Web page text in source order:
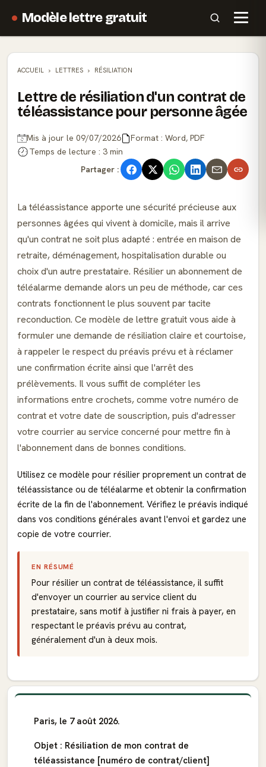
Modèle lettre gratuit
ACCUEIL LETTRES RÉSILIATION
Lettre de résiliation d'un contrat de
téléassistance pour personne âgée
Mis à jour le 09/07/2026
Format : Word, PDF
Temps de lecture : 3 min
Partager :
La téléassistance apporte une sécurité précieuse aux
personnes âgées qui vivent à domicile, mais il arrive
qu'un contrat ne soit plus adapté : entrée en maison de
retraite, déménagement, hospitalisation durable ou
choix d'un autre prestataire. Résilier un abonnement de
téléalarme demande alors un peu de méthode, car ces
contrats fonctionnent le plus souvent par tacite
reconduction. Ce modèle de lettre gratuit vous aide à
formuler une demande de résiliation claire et courtoise,
à rappeler le respect du préavis prévu et à réclamer
une confirmation écrite ainsi que l'arrêt des
prélèvements. Il vous suffit de compléter les
informations entre crochets, comme votre numéro de
contrat et votre date de souscription, puis d'adresser
votre courrier au service concerné pour mettre fin à
l'abonnement dans de bonnes conditions.
Utilisez ce modèle pour résilier proprement un contrat de
téléassistance ou de téléalarme et obtenir la confirmation
écrite de la fin de l'abonnement. Vérifiez le préavis indiqué
dans vos conditions générales avant l'envoi et gardez une
copie de votre courrier.
EN RÉSUMÉ
Pour résilier un contrat de téléassistance, il suffit
d'envoyer un courrier au service client du
prestataire, sans motif à justifier ni frais à payer, en
respectant le préavis prévu au contrat,
généralement d'un à deux mois.
Paris, le 7 août 2026.
Objet : Résiliation de mon contrat de
téléassistance [numéro de contrat/client]